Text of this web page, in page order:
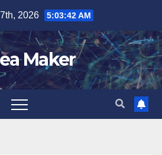
2026 5:03:43 AM
Maker